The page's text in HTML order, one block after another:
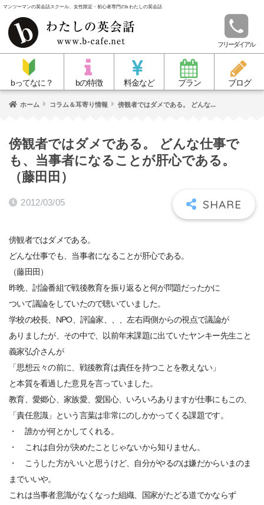
マンツーマンの英会話スクール、女性限定・初心者専門のb わたしの英会話
フリーダイアル
bってなに？ bの特徴 料金など プラン ブログ
ホーム コラム＆耳寄り情報 傍観者ではダメである。 どんな...
傍観者ではダメである。 どんな仕事で
も、当事者になることが肝心である。
（藤田田）
2012/03/05
傍観者ではダメである。
どんな仕事でも、当事者になることが肝心である。
（藤田田）
昨晩、討論番組で戦後教育を振り返ると何が問題だったかに
ついて議論をしていたので聴いていました。
学校の校長、NPO、評論家、、、左右両側からの視点で議論が
ありましたが、その中で、以前年末課題に出ていたヤンキー先生こと
義家弘介さんが
「思想云々の前に、戦後教育は責任を持つことを教えない」
と本質を看過した意見を言っていました。
教育、愛郷心、家族愛、愛国心、いろいろありますが仕事にもこの、
「責任意識」という言葉は非常にのしかかってくる課題です。
・ 誰かが何とかしてくれる。
・ これは自分が決めたことじゃないから知りません。
・ こうした方がいいと思うけど、自分がやるのは嫌だからいまのま
までいいや。
これは当事者意識がなくなった組織、国家がたどる道でかならず